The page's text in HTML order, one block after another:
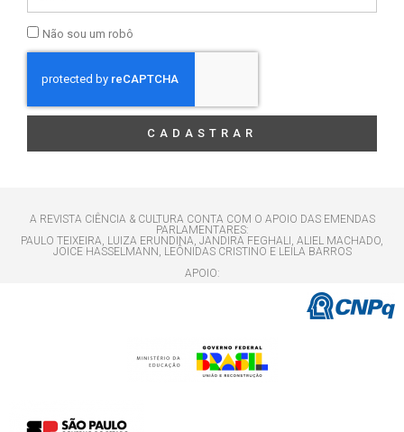
Não sou um robô
CADASTRAR
A REVISTA CIÊNCIA & CULTURA CONTA COM O APOIO DAS EMENDAS
PARLAMENTARES:
PAULO TEIXEIRA, LUIZA ERUNDINA, JANDIRA FEGHALI, ALIEL MACHADO,
JOICE HASSELMANN, LEÔNIDAS CRISTINO E LEILA BARROS
APOIO: